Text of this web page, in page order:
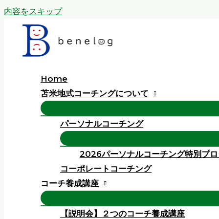
内容をスキップ
Home
苫米地式コーチングについて
パーソナルコーチング
2026パーソナルコーチング特別プ
コーポレートコーチング
コーチ養成講座
【説明会】２つのコーチ養成講座